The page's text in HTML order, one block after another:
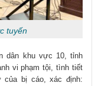
tuyến
dân khu vực 10, tỉnh
vi phạm tội, tình tiết
của bị cáo, xác định: